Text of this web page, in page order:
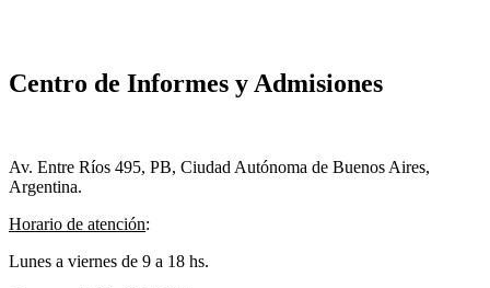
Centro de Informes y Admisiones
Av. Entre Ríos 495, PB, Ciudad Autónoma de Buenos Aires,
Argentina.
Horario de atención:
Lunes a viernes de 9 a 18 hs.